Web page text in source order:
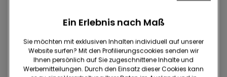
Ein Erlebnis nach Maß
Sie möchten mit exklusiven Inhalten individuell auf unserer
Website surfen? Mit den Profilierungscookies senden wir
Ihnen persönlich auf Sie zugeschnittene Inhalte und
Werbemitteilungen. Durch den Einsatz dieser Cookies kann